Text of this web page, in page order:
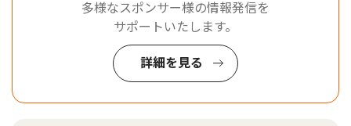
多様なスポンサー様の情報発信を
サポートいたします。
詳細を見る